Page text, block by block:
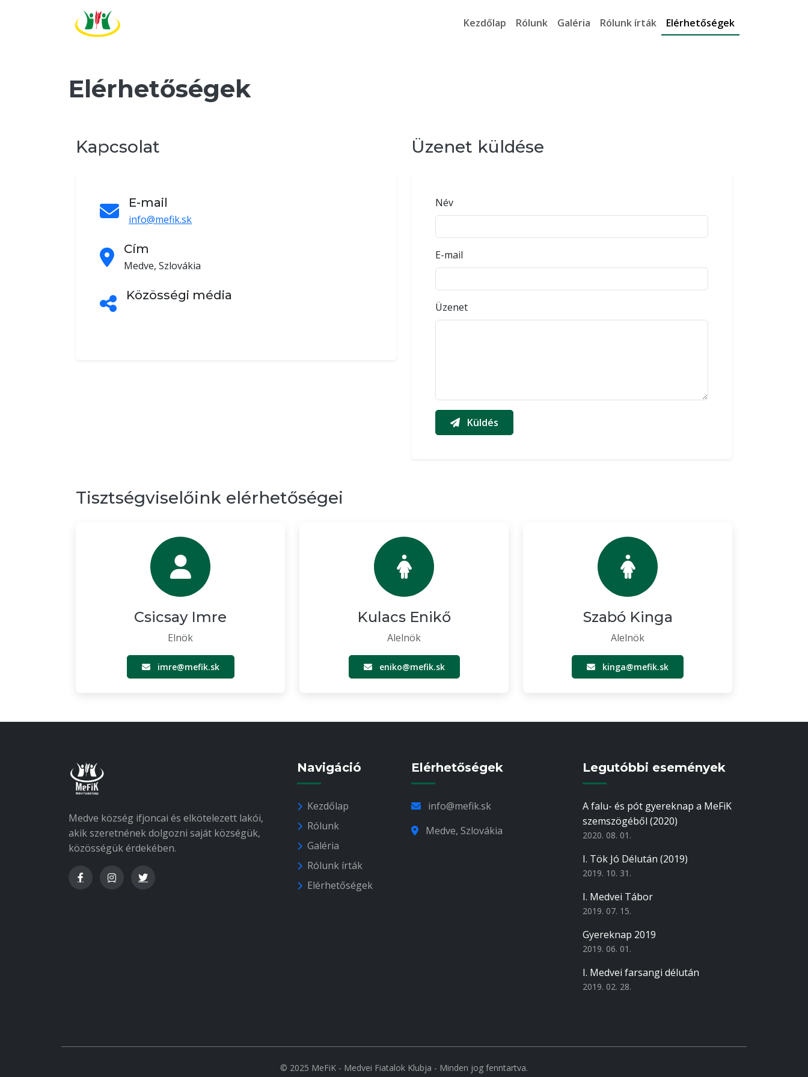
Kezdőlap Rólunk Galéria Rólunk írták Elérhetőségek
Elérhetőségek
Kapcsolat
E-mail
info@mefik.sk
Cím
Medve, Szlovákia
Közösségi média
Üzenet küldése
Név
E-mail
Üzenet
Küldés
Tisztségviselőink elérhetőségei
Csicsay Imre
Elnök
imre@mefik.sk
Kulacs Enikő
Alelnök
eniko@mefik.sk
Szabó Kinga
Alelnök
kinga@mefik.sk
Medve község ifjoncai és elkötelezett lakói,
akik szeretnének dolgozni saját községük,
közösségük érdekében.
Navigáció
Kezdőlap
Rólunk
Galéria
Rólunk írták
Elérhetőségek
Elérhetőségek
info@mefik.sk
Medve, Szlovákia
Legutóbbi események
A falu- és pót gyereknap a MeFiK
szemszögéből (2020)
2020. 08. 01.
I. Tök Jó Délután (2019)
2019. 10. 31.
I. Medvei Tábor
2019. 07. 15.
Gyereknap 2019
2019. 06. 01.
I. Medvei farsangi délután
2019. 02. 28.
© 2025 MeFiK - Medvei Fiatalok Klubja - Minden jog fenntartva.